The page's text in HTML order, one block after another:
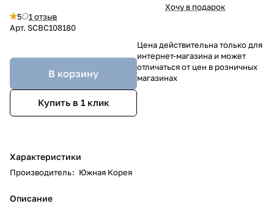
5
1 отзыв
Арт. SCBC108180
В корзину
Купить в 1 клик
Характеристики
Производитель: Южная Корея
Описание
Хочу в подарок
Цена действительна только для
интернет-магазина и может
отличаться от цен в розничных
магазинах